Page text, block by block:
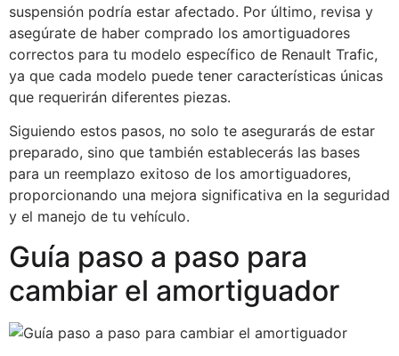
suspensión podría estar afectado. Por último, revisa y
asegúrate de haber comprado los amortiguadores
correctos para tu modelo específico de Renault Trafic,
ya que cada modelo puede tener características únicas
que requerirán diferentes piezas.
Siguiendo estos pasos, no solo te asegurarás de estar
preparado, sino que también establecerás las bases
para un reemplazo exitoso de los amortiguadores,
proporcionando una mejora significativa en la seguridad
y el manejo de tu vehículo.
Guía paso a paso para
cambiar el amortiguador